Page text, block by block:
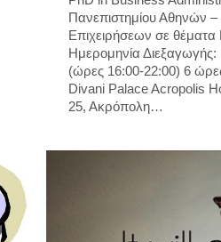
Πανεπιστημίου Αθηνών
Επιχειρήσεων σε
Ημερομηνία
(ώρες 16:00-22:00) 6
Divani Palace Acropolis
25, Ακρόπολη…